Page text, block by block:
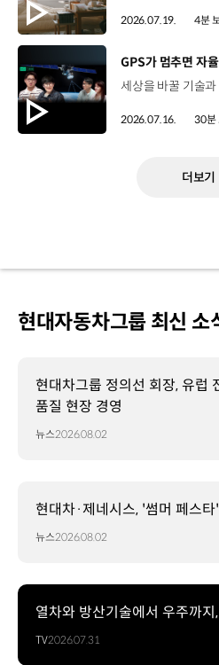
2026.07.19. 4분
[동영상]
2026.07.16. 30분
더보기
현대자동차그룹 최신 소
현대차그룹 정의선 회장, 유럽 전략 소형 전기차 양산
품질 현장 경영
뉴스2026.08.02
현대차·제네시스, '썸머 페스
뉴스2026.08.02
열차와 방산기술에서 우주까
TV2026.07.31